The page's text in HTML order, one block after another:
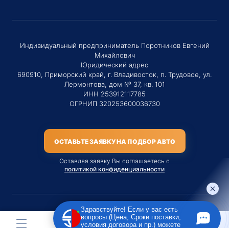
Индивидуальный предприниматель Поротников Евгений
Михайлович
Юридический адрес
690910, Приморский край, г. Владивосток, п. Трудовое, ул.
Лермонтова, дом № 37, кв. 101
ИНН 253912117785
ОГРНИП 320253600036730
ОСТАВЬТЕ ЗАЯВКУ НА ПОДБОР АВТО
Оставляя заявку Вы соглашаетесь с
политикой конфиденциальности
Материалы данного сайта являются публичной офертой
Здравствуйте! Если у вас есть
вопросы (Цена, Сроки поставки,
условия договора и пр.) можете